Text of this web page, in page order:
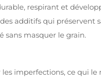
respirant et
additifs qui préservent
sans masquer le grain.
imperfections, ce qui le